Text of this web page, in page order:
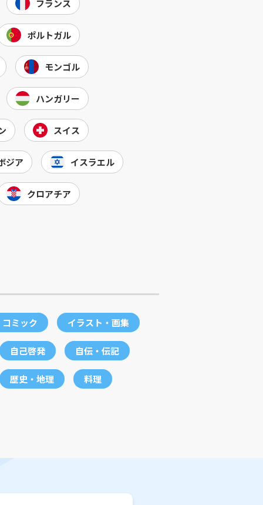
フランス
ポルトガル
モンゴル
ハンガリー
スイス
ジア イスラエル
クロアチア
コミック イラスト・画集
自己啓発 自伝・伝記
歴史・地理 料理